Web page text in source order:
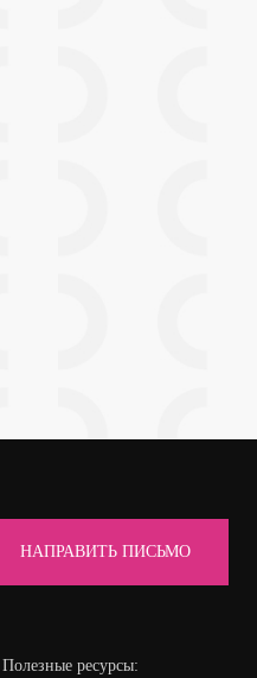
НАПРАВИТЬ ПИСЬМО
Полезные ресурсы: